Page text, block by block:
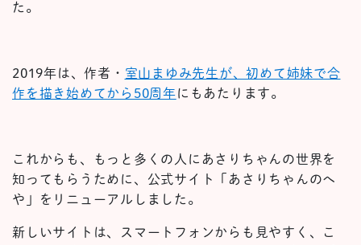
た。
2019年は、作者・ 室山まゆみ先生が、初めて姉妹で合
作を描き始めてから50周年にもあたります。
これからも、もっと多くの人にあさりちゃんの世界を
知ってもらうために、公式サイト「あさりちゃんのへ
や」をリニューアルしました。
新しいサイトは、スマートフォンからも見やすく、こ